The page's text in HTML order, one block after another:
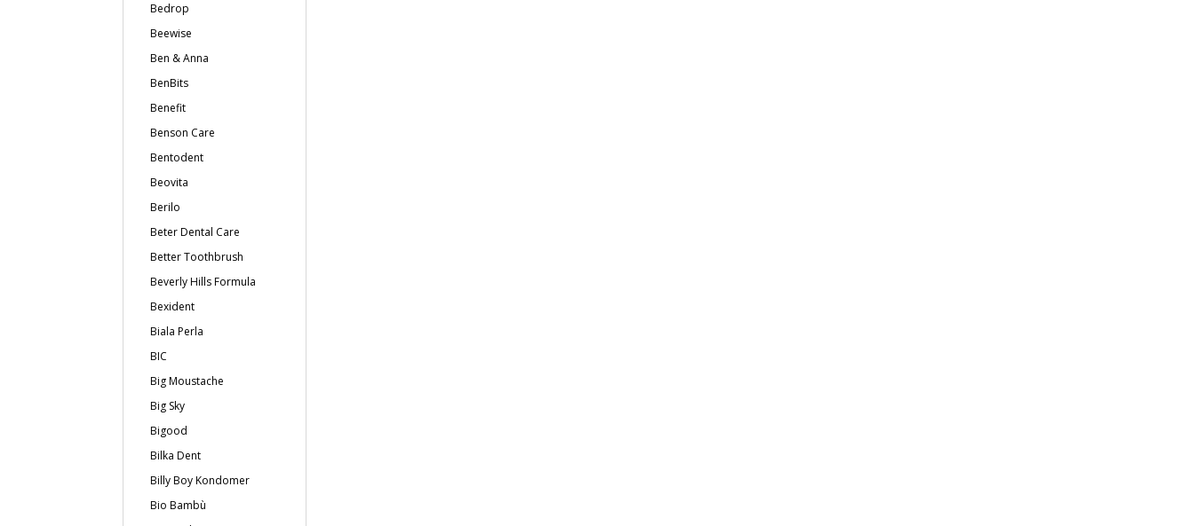
Bedrop
Beewise
Ben & Anna
BenBits
Benefit
Benson Care
Bentodent
Beovita
Berilo
Beter Dental Care
Better Toothbrush
Beverly Hills Formula
Bexident
Biala Perla
BIC
Big Moustache
Big Sky
Bigood
Bilka Dent
Billy Boy Kondomer
Bio Bambù